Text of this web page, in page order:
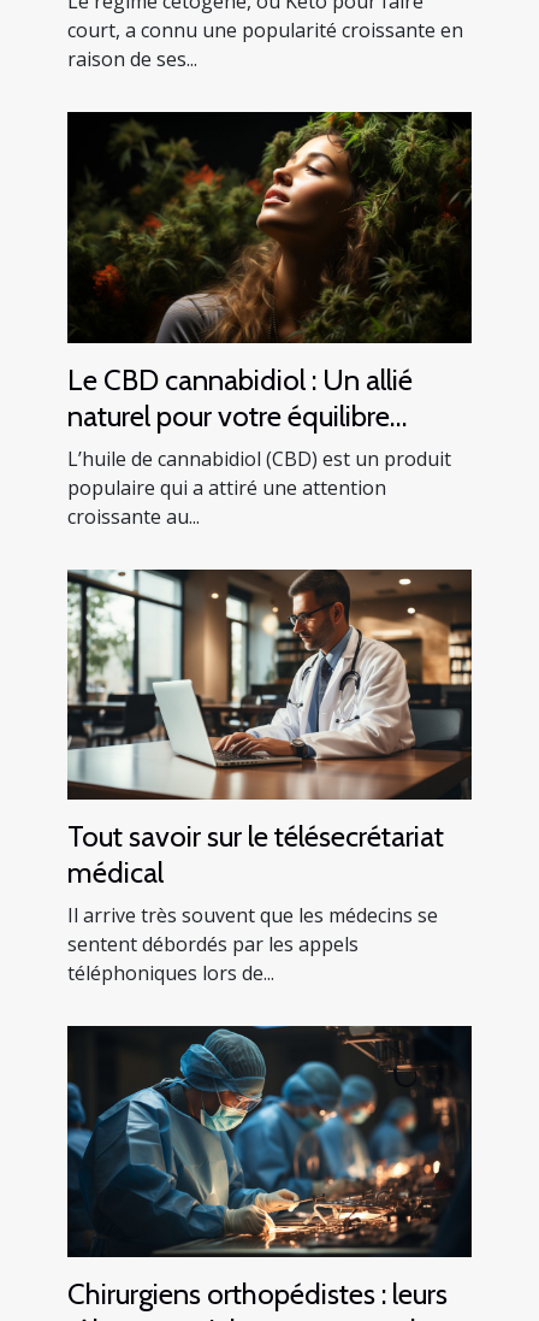
court, a connu une popularité croissante en
raison de ses...
Le CBD cannabidiol : Un allié
naturel pour votre équilibre
mental
L’huile de cannabidiol (CBD) est un produit
populaire qui a attiré une attention
croissante au...
Tout savoir sur le télésecrétariat
médical
Il arrive très souvent que les médecins se
sentent débordés par les appels
téléphoniques lors de...
Chirurgiens orthopédistes : leurs